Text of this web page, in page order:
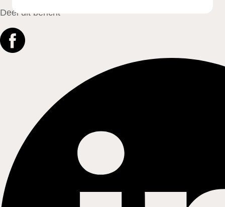
Deel dit bericht